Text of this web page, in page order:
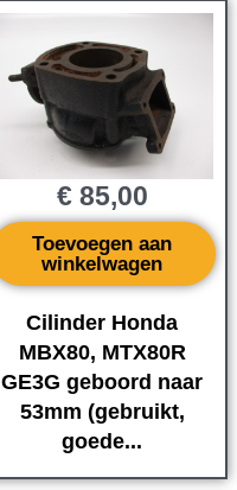
Cilinder Honda
MBX80, MTX80R
GE3G geboord naar
53mm (gebruikt,
goede...
€85,00
Toevoegen aan
winkelwagen